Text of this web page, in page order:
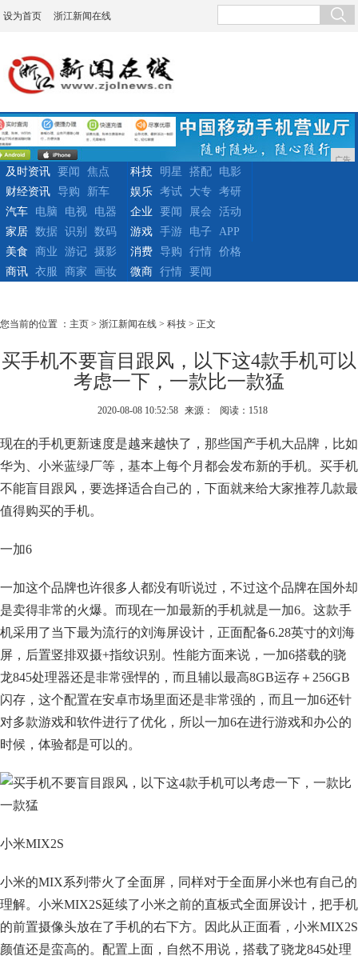
设为首页 浙江新闻在线
广告
及时资讯 要闻
焦点
财经资讯
导购 新车
科技 明星 搭配
电影
娱乐
考试 大专
考研
汽车
电脑 电视
电器
家居
数据 识别 数码
企业 要闻 展会
活动
游戏
手游 电子
APP
美食
商业 游记
摄影
商讯
衣服 商家 画妆
消费 导购 行情
价格
微商
行情 要闻
您当前的位置 ： 主页 > 浙江新闻在线 > 科技 > 正文
买手机不要盲目跟风，以下这4款手机可以
考虑一下，一款比一款猛
2020-08-08 10:52:58 来源： 阅读：1518
现在的手机更新速度是越来越快了，那些国产手机大品牌，比如
华为、小米蓝绿厂等，基本上每个月都会发布新的手机。买手机
不能盲目跟风，要选择适合自己的，下面就来给大家推荐几款最
值得购买的手机。
一加6
一加这个品牌也许很多人都没有听说过，不过这个品牌在国外却
是卖得非常的火爆。而现在一加最新的手机就是一加6。这款手
机采用了当下最为流行的刘海屏设计，正面配备6.28英寸的刘海
屏，后置竖排双摄+指纹识别。性能方面来说，一加6搭载的骁
龙845处理器还是非常强悍的，而且辅以最高8GB运存＋256GB
闪存，这个配置在安卓市场里面还是非常强的，而且一加6还针
对多款游戏和软件进行了优化，所以一加6在进行游戏和办公的
时候，体验都是可以的。
小米MIX2S
小米的MIX系列带火了全面屏，同样对于全面屏小米也有自己的
理解。小米MIX2S延续了小米之前的直板式全面屏设计，把手机
的前置摄像头放在了手机的右下方。因此从正面看，小米MIX2S
颜值还是蛮高的。配置上面，自然不用说，搭载了骁龙845处理